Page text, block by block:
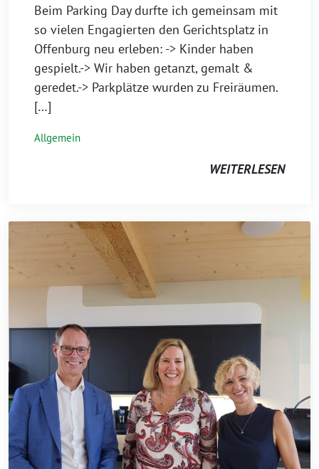
Beim Parking Day durfte ich gemeinsam mit
so vielen Engagierten den Gerichtsplatz in
Offenburg neu erleben: -> Kinder haben
gespielt.-> Wir haben getanzt, gemalt &
geredet.-> Parkplätze wurden zu Freiräumen.
[…]
Allgemein
WEITERLESEN